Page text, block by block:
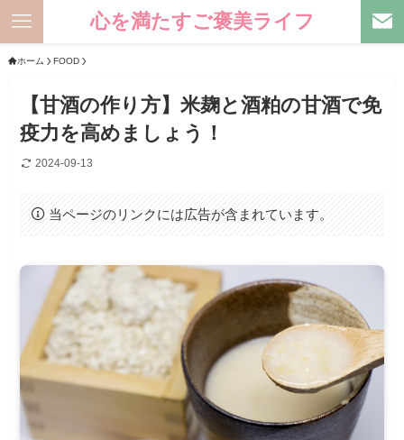
心を満たすご褒美ライフ
ホーム FOOD
【甘酒の作り方】米麹と酒粕の甘酒で免
疫力を高めましょう！
2024-09-13
当ページのリンクには広告が含まれています。